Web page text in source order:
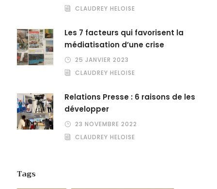
CLAUDREY HELOISE
Les 7 facteurs qui favorisent la
médiatisation d’une crise
25 JANVIER 2023
CLAUDREY HELOISE
Relations Presse : 6 raisons de les
développer
23 NOVEMBRE 2022
CLAUDREY HELOISE
Tags